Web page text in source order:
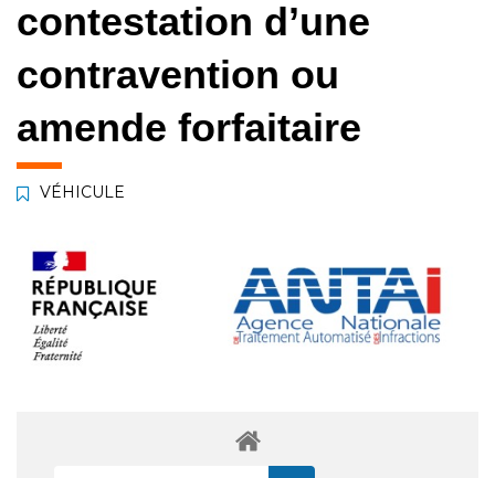
contestation d’une
contravention ou
amende forfaitaire
VÉHICULE